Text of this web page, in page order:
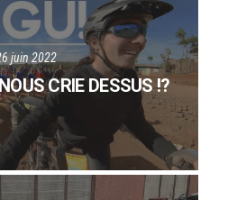
juin 2022
CRIE DESSUS !?